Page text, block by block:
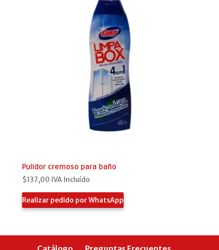
Pulidor cremoso para baño
$137,00 IVA Incluído
Realizar pedido por WhatsApp